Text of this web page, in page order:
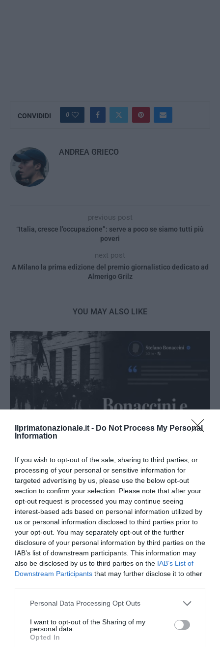
Ilprimatonazionale.it - Do Not Process My Personal
Information
If you wish to opt-out of the sale, sharing to third parties, or
processing of your personal or sensitive information for
targeted advertising by us, please use the below opt-out
section to confirm your selection. Please note that after your
opt-out request is processed you may continue seeing
interest-based ads based on personal information utilized by
us or personal information disclosed to third parties prior to
your opt-out. You may separately opt-out of the further
disclosure of your personal information by third parties on the
IAB’s list of downstream participants. This information may
also be disclosed by us to third parties on the IAB’s List of
Downstream Participants that may further disclose it to other
Please note that this website/app uses one or more Google
not limited to your visit or usage behaviour. You may click to
grant or deny consent to Google and its third-party tags to
use your data for below specified purposes in below Google
Personal Data Processing Opt Outs
I want to opt-out of the Sharing of my
personal data.
Opted In
CONVIDIDI 0
ANDREA GRIECO
previous post
“Italia, cresce l’occupazione”: serve a poco se siamo tutti più
poveri
next post
A Milano la prima edizione del premio giornalistico dedicato ad
Almerigo Grilz
YOU MAY ALSO LIKE
Bonaccini e il mito delle barricate di Parma: quando
l’antifascismo copia il fascismo
6 Agosto 2026